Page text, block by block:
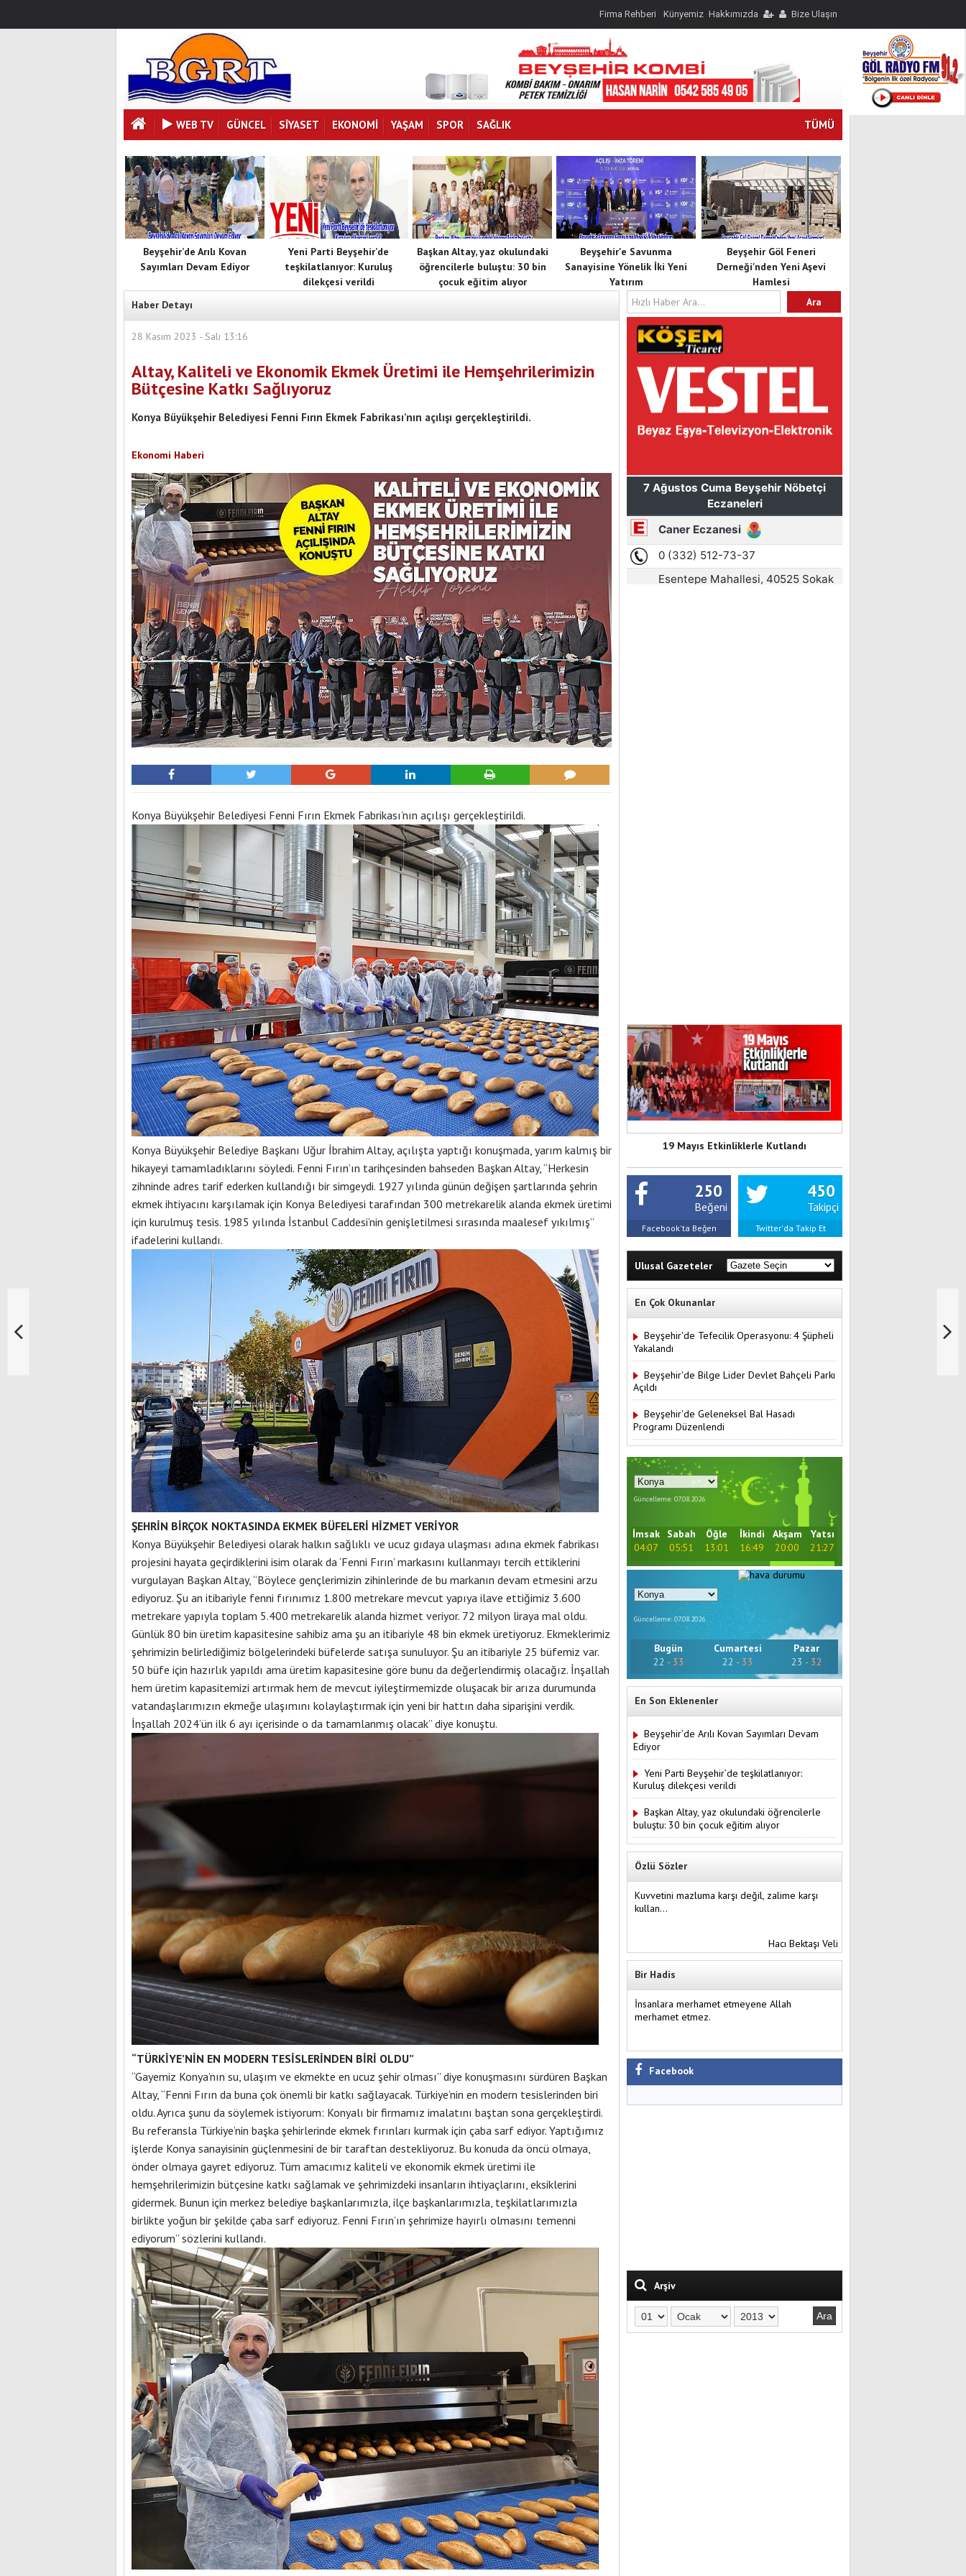
Firma Rehberi Künyemiz Hakkımızda Bize Ulaşın
WEB TV GÜNCEL SIYASET EKONOMI YAŞAM SPOR SAĞLIK TÜMÜ
Beyşehir’de Arılı Kovan
Sayımları Devam Ediyor
Yeni Parti Beyşehir’de
teşkilatlanıyor: Kuruluş
dilekçesi verildi
Başkan Altay, yaz okulundaki
öğrencilerle buluştu: 30 bin
çocuk eğitim alıyor
Beyşehir Göl Feneri
Derneği'nden Yeni Aşevi
Hamlesi
Beyşehir'e Savunma
Sanayisine Yönelik İki Yeni
Yatırım
Haber Detayı
28 Kasım 2023 - Salı 13:16
Altay, Kaliteli ve Ekonomik Ekmek Üretimi ile Hemşehrilerimizin
Bütçesine Katkı Sağlıyoruz
Konya Büyükşehir Belediyesi Fenni Fırın Ekmek Fabrikası’nın açılışı gerçekleştirildi.
Ekonomi Haberi
Konya Büyükşehir Belediyesi Fenni Fırın Ekmek Fabrikası’nın açılışı gerçekleştirildi.
Konya Büyükşehir Belediye Başkanı Uğur İbrahim Altay, açılışta yaptığı konuşmada, yarım kalmış bir
hikayeyi tamamladıklarını söyledi. Fenni Fırın’ın tarihçesinden bahseden Başkan Altay, “Herkesin
zihninde adres tarif ederken kullandığı bir simgeydi. 1927 yılında günün değişen şartlarında şehrin
ekmek ihtiyacını karşılamak için Konya Belediyesi tarafından 300 metrekarelik alanda ekmek üretimi
için kurulmuş tesis. 1985 yılında İstanbul Caddesi’nin genişletilmesi sırasında maalesef yıkılmış”
ifadelerini kullandı.
ŞEHRİN BİRÇOK NOKTASINDA EKMEK BÜFELERİ HİZMET VERİYOR
Konya Büyükşehir Belediyesi olarak halkın sağlıklı ve ucuz gıdaya ulaşması adına ekmek fabrikası
projesini hayata geçirdiklerini isim olarak da ‘Fenni Fırın’ markasını kullanmayı tercih ettiklerini
vurgulayan Başkan Altay, “Böylece gençlerimizin zihinlerinde de bu markanın devam etmesini arzu
ediyoruz. Şu an itibariyle fenni fırınımız 1.800 metrekare mevcut yapıya ilave ettiğimiz 3.600
metrekare yapıyla toplam 5.400 metrekarelik alanda hizmet veriyor. 72 milyon liraya mal oldu.
Günlük 80 bin üretim kapasitesine sahibiz ama şu an itibariyle 48 bin ekmek üretiyoruz. Ekmeklerimiz
şehrimizin belirlediğimiz bölgelerindeki büfelerde satışa sunuluyor. Şu an itibariyle 25 büfemiz var.
50 büfe için hazırlık yapıldı ama üretim kapasitesine göre bunu da değerlendirmiş olacağız. İnşallah
hem üretim kapasitemizi artırmak hem de mevcut iyileştirmemizde oluşacak bir arıza durumunda
vatandaşlarımızın ekmeğe ulaşımını kolaylaştırmak için yeni bir hattın daha siparişini verdik.
İnşallah 2024’ün ilk 6 ayı içerisinde o da tamamlanmış olacak” diye konuştu.
“TÜRKİYE’NİN EN MODERN TESİSLERİNDEN BİRİ OLDU”
“Gayemiz Konya’nın su, ulaşım ve ekmekte en ucuz şehir olması” diye konuşmasını sürdüren Başkan
Altay, “Fenni Fırın da buna çok önemli bir katkı sağlayacak. Türkiye’nin en modern tesislerinden biri
oldu. Ayrıca şunu da söylemek istiyorum: Konyalı bir firmamız imalatını baştan sona gerçekleştirdi.
Bu referansla Türkiye’nin başka şehirlerinde ekmek fırınları kurmak için çaba sarf ediyor. Yaptığımız
işlerde Konya sanayisinin güçlenmesini de bir taraftan destekliyoruz. Bu konuda da öncü olmaya,
önder olmaya gayret ediyoruz. Tüm amacımız kaliteli ve ekonomik ekmek üretimi ile
hemşehrilerimizin bütçesine katkı sağlamak ve şehrimizdeki insanların ihtiyaçlarını, eksiklerini
gidermek. Bunun için merkez belediye başkanlarımızla, ilçe başkanlarımızla, teşkilatlarımızla
birlikte yoğun bir şekilde çaba sarf ediyoruz. Fenni Fırın’ın şehrimize hayırlı olmasını temenni
ediyorum” sözlerini kullandı.
19 Mayıs Etkinliklerle Kutlandı
250
Beğeni
Facebook'ta Beğen
450
Takipçi
Twitter'da Takip Et
Ulusal Gazeteler
En Çok Okunanlar
Beyşehir'de Tefecilik Operasyonu: 4 Şüpheli
Yakalandı
Beyşehir'de Bilge Lider Devlet Bahçeli Parkı
Açıldı
Beyşehir'de Geleneksel Bal Hasadı
Programı Düzenlendi
Güncelleme: 07.08.2026
İmsak
04:07
Sabah
05:51
Öğle
13:01
İkindi
16:49
Akşam
20:00
Yatsı
21:27
Güncelleme: 07.08.2026
Bugün
22 - 33
Cumartesi
22 - 33
Pazar
23 - 32
En Son Eklenenler
Beyşehir’de Arılı Kovan Sayımları Devam
Ediyor
Yeni Parti Beyşehir’de teşkilatlanıyor:
Kuruluş dilekçesi verildi
Başkan Altay, yaz okulundaki öğrencilerle
buluştu: 30 bin çocuk eğitim alıyor
Özlü Sözler
Kuvvetini mazluma karşı değil, zalime karşı
kullan…
Hacı Bektaşı Veli
Bir Hadis
İnsanlara merhamet etmeyene Allah
merhamet etmez.
Facebook
Arşiv